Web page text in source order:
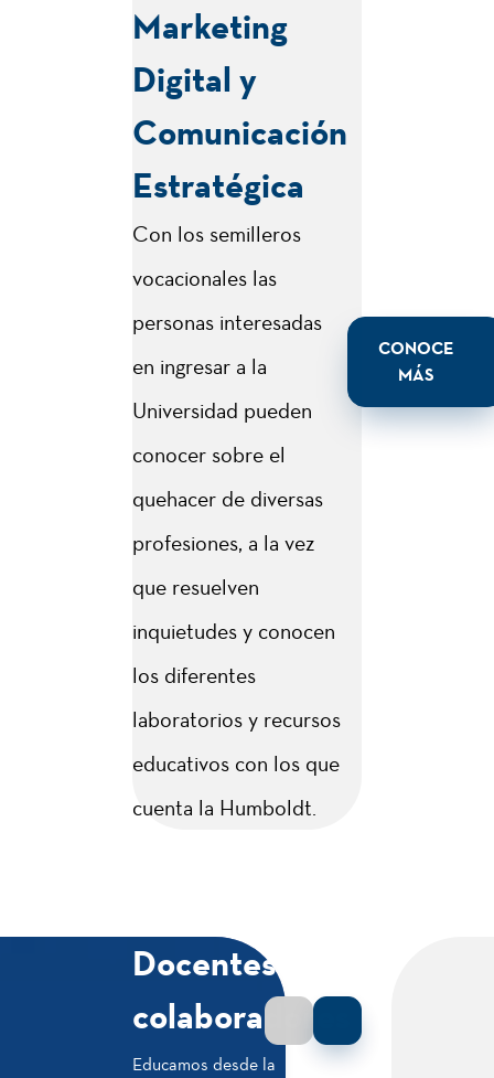
Marketing Digital &
Comunicación
Estratégica de la
Corporacion
Universitaria Empresarial
Alexander von Humboldt
forma profesionales
altamente competitivos,
con capacidades para el
análisis y manejo de la
comunicación en las
organizaciones a través
de herramientas digitales.
Características
Marketing Digital y
Modalidad
Presencial
Marketing
Digital y
Comunicación
Estratégica
Con los semilleros
vocacionales las
personas interesadas
en ingresar a la
Universidad pueden
conocer sobre el
quehacer de diversas
profesiones, a la vez
que resuelven
inquietudes y conocen
los diferentes
laboratorios y recursos
educativos con los que
cuenta la Humboldt.
CONOCE
MÁS
Docentes y
colaboradores
Educamos desde la